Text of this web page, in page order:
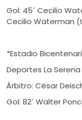
Gol: 45´ Cecilio
Cecilio Waterman
*Estadio
Deportes La
Árbitro: César
Gol: 82´ Walter